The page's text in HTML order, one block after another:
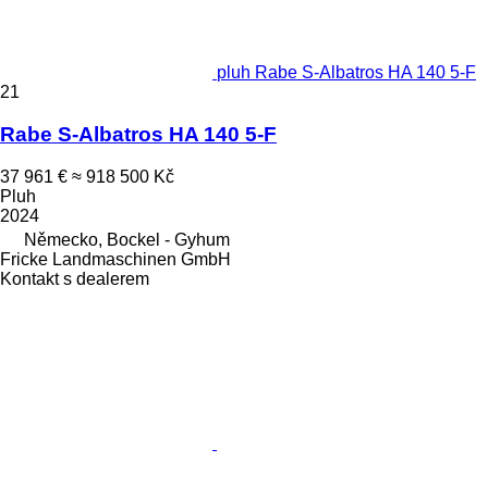
pluh Rabe S-Albatros HA 140 5-F
21
Rabe S-Albatros HA 140 5-F
37 961 € ≈ 918 500 Kč
Pluh
2024
Německo, Bockel - Gyhum
Fricke Landmaschinen GmbH
Kontakt s dealerem